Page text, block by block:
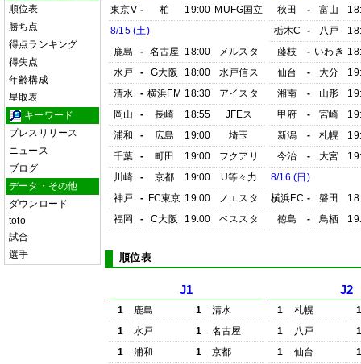
順位表
勝ち点
得点ランキング
得失点
年齢構成
星取表
キーワード
プレスリリース
ニュース
ブログ
データ・その他
ダウンロード
toto
試合
選手
東京V - 柏 19:00 MUFG国立
8/15 (土)
鹿島
- 名古屋 18:00
メルスタ
水戸
- G大阪 18:00
水戸信ス
清水
- 横浜FM 18:30
アイスタ
岡山
- 長崎 18:55
JFEス
浦和
- 広島 19:00
埼玉
千葉
- 町田 19:00
フクアリ
川崎
- 京都 19:00
U等々力
神戸
- FC東京 19:00
ノエスタ
福岡
- C大阪 19:00 ベススタ
秋田
- 富山
栃木C
- 八戸
藤枝
- いわき
仙台
- 大分
湘南
- 山形
甲府
- 宮崎
新潟
- 札幌
今治
- 大宮
8/16 (日)
横浜FC - 磐田
徳島
- 鳥栖
順位表
J1
1 鹿島 1
清水
1
水戸 1
名古屋
1
浦和 1
京都
J2
1 札幌
1
八戸
1
仙台